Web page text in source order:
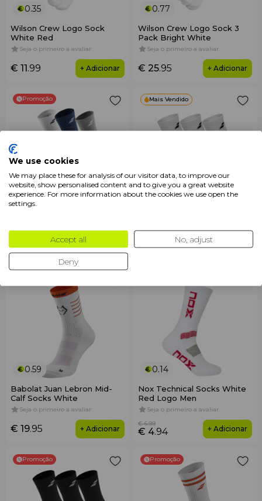
0.35
Wilson Crew Logo Sock
White Red
Seja o primeiro a avaliar
€ 11.99 + Adicionar
0.77
Wilson Crew Logo Sock 3
Pack Bright White
Seja o primeiro a avaliar
€ 25.95 + Adicionar
Promoção
0.33
Babolat 3 Pairs Pack Socks
Seja o primeiro a avaliar
€ 11.20 + Adicionar
Mais Vendido
0.32
Seja o primeiro a avaliar
€ 10.95 + Adicionar
0.59
Babolat Juan Lebron Mid-
Calf Socks White
Seja o primeiro a avaliar
€ 19.95 + Adicionar
0.14
Nox Technical Socks White
Red Logo Men
Seja o primeiro a avaliar
€ 4.94
€ 6.99
+ Adicionar
Promoção Promoção
We use cookies
We may place these for analysis of our visitor data, to improve our
website, show personalised content and to give you a great website
experience. For more information about the cookies we use open the
settings.
Accept all No, adjust
Deny